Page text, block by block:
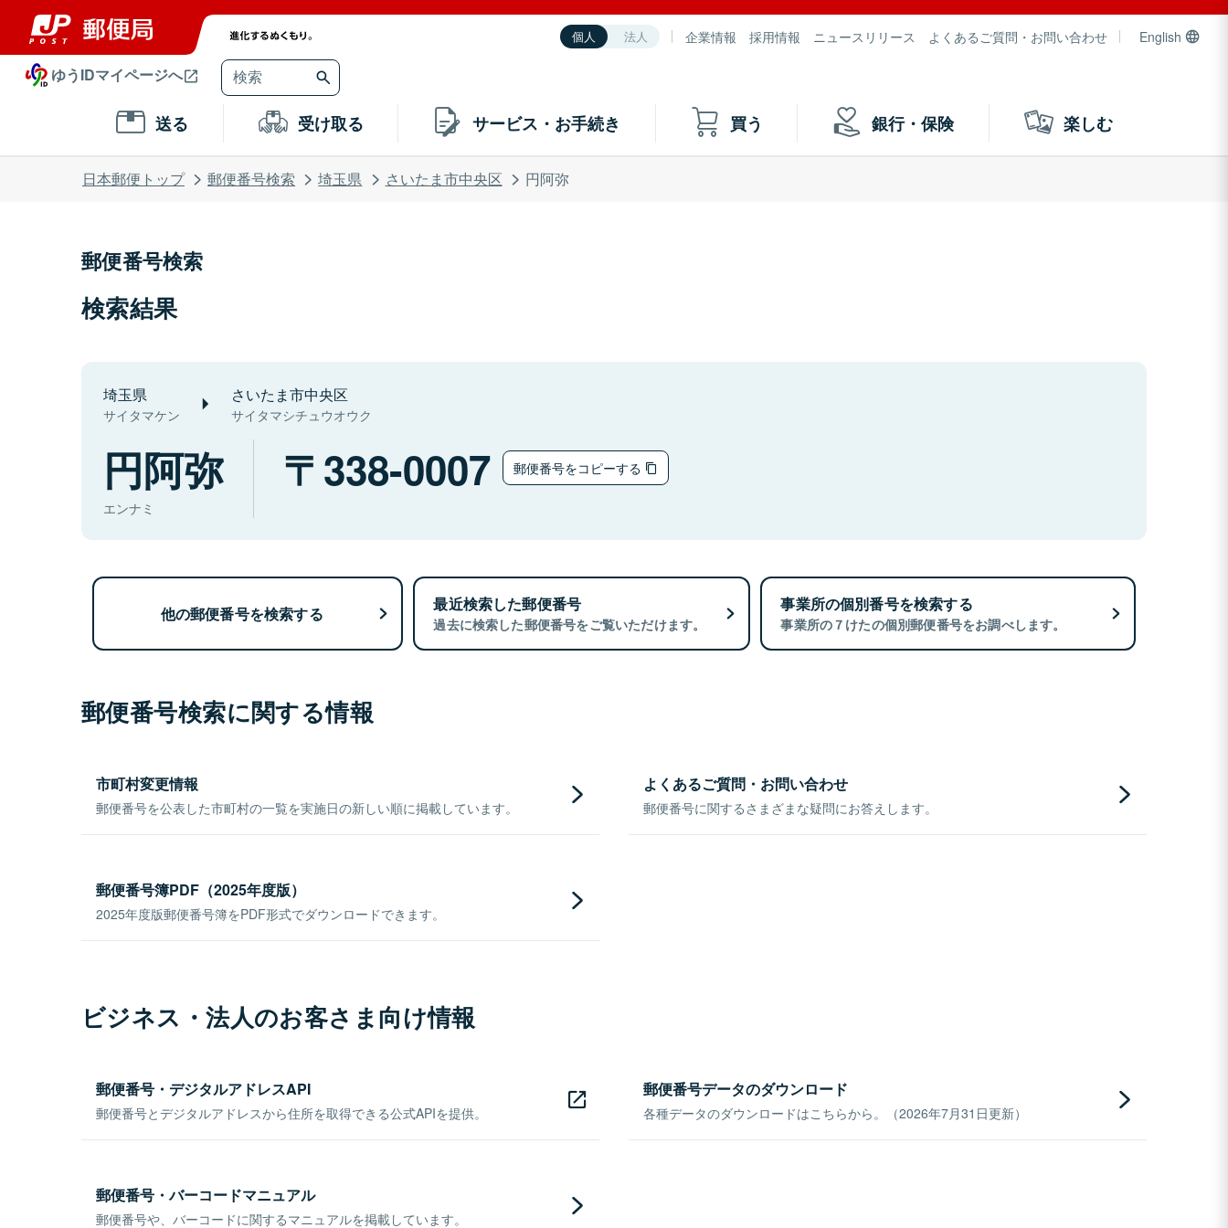
個人 法人 企業情報 採用情報 ニュースリリース よくあるご質問・お問い合わせ English
ゆうIDマイページへ
送る 受け取る サービス・お手続き 買う 銀行・保険 楽しむ
日本郵便トップ 郵便番号検索 埼玉県 さいたま市中央区 円阿弥
郵便番号検索
検索結果
埼玉県
サイタマケン
さいたま市中央区
サイタマシチュウオウク
円阿弥
エンナミ
338-0007 郵便番号をコピーする
他の郵便番号を検索する 最近検索した郵便番号
過去に検索した郵便番号をご覧いただけます。
事業所の個別番号を検索する
事業所の７けたの個別郵便番号をお調べします。
郵便番号検索に関する情報
市町村変更情報
郵便番号を公表した市町村の一覧を実施日の新しい順に掲載しています。
よくあるご質問・お問い合わせ
郵便番号に関するさまざまな疑問にお答えします。
郵便番号簿PDF（2025年度版）
2025年度版郵便番号簿をPDF形式でダウンロードできます。
ビジネス・法人のお客さま向け情報
郵便番号・デジタルアドレスAPI
郵便番号とデジタルアドレスから住所を取得できる公式APIを提供。
郵便番号データのダウンロード
各種データのダウンロードはこちらから。（2026年7月31日更新）
郵便番号・バーコードマニュアル
郵便番号や、バーコードに関するマニュアルを掲載しています。